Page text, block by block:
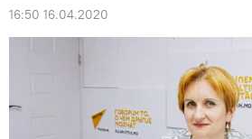
16:50 16.04.2020